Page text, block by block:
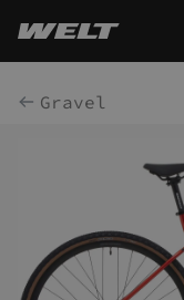
Gravel